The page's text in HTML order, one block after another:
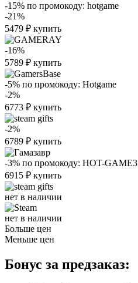
-15% по промокоду: hotgame
-21%
5479 ₽ купить
-16%
5789 ₽ купить
-5% по промокоду: Hotgame
-2%
6773 ₽ купить
-2%
6789 ₽ купить
-3% по промокоду: HOT-GAME3
6915 ₽ купить
нет в наличии
нет в наличии
Больше цен
Меньше цен
Бонус за предзаказ: